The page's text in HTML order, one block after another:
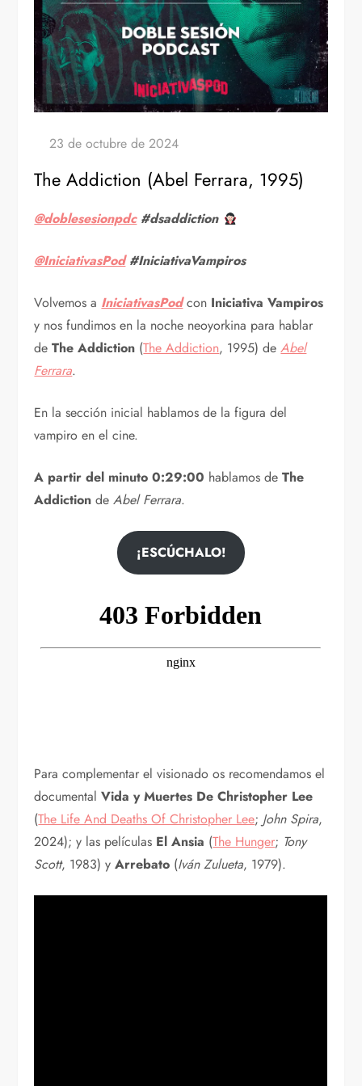
The Addiction (Abel Ferrara, 1995)
@doblesesionpdc #dsaddiction
@IniciativasPod #IniciativaVampiros
Volvemos a IniciativasPodcon Iniciativa Vampiros
y nos fundimos en la noche neoyorkina para hablar
deThe Addiction (The Addiction, 1995) deAbel
Ferrara.
En la sección inicial hablamos de la figura del
vampiro en el cine.
A partir del minuto 0:29:00 hablamos deThe
Addiction deAbel Ferrara.
¡ESCÚCHALO!
Para complementar el visionado os recomendamos el
documentalVida y Muertes De Christopher Lee
(The Life And Deaths Of Christopher Lee; John Spira,
2024); y las películas El Ansia (The Hunger; Tony
Scott, 1983) yArrebato (Iván Zulueta, 1979).